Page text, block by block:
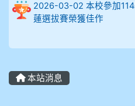
902蘇奕愷
2026-03-02 本校參加
蓮選拔賽榮獲佳作
本站消息